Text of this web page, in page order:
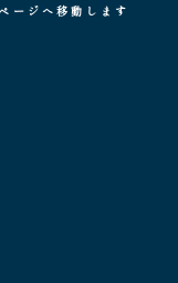
ージへ移動します